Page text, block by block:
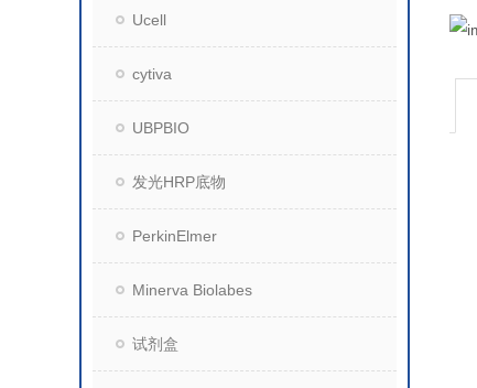
Ucell
cytiva
UBPBIO
发光HRP底物
PerkinElmer
Minerva Biolabes
试剂盒